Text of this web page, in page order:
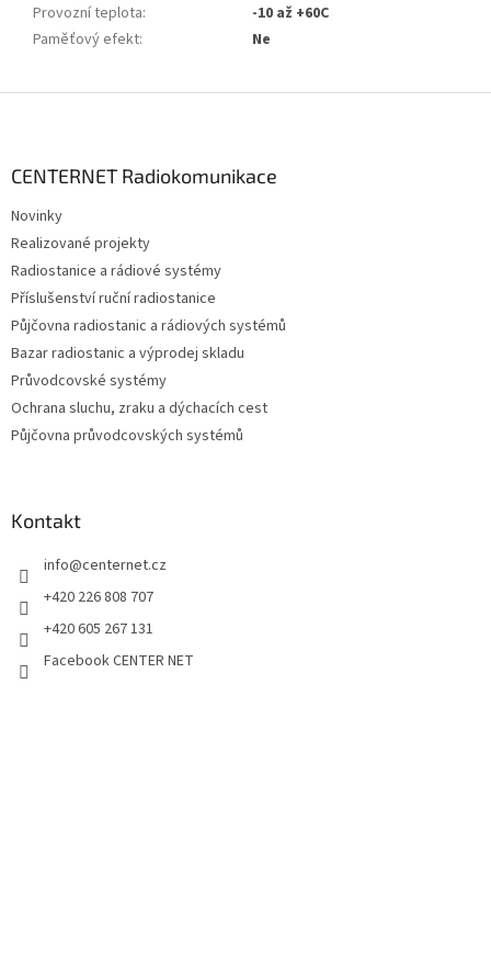
Provozní teplota:
-10 až +60C
Paměťový efekt: Ne
CENTERNET Radiokomunikace
Novinky
Realizované projekty
Radiostanice a rádiové systémy
Příslušenství ruční radiostanice
Půjčovna radiostanic a rádiových systémů
Bazar radiostanic a výprodej skladu
Průvodcovské systémy
Ochrana sluchu, zraku a dýchacích cest
Půjčovna průvodcovských systémů
Kontakt
info@centernet.cz
+420 226 808 707
+420 605 267 131
Facebook CENTER NET